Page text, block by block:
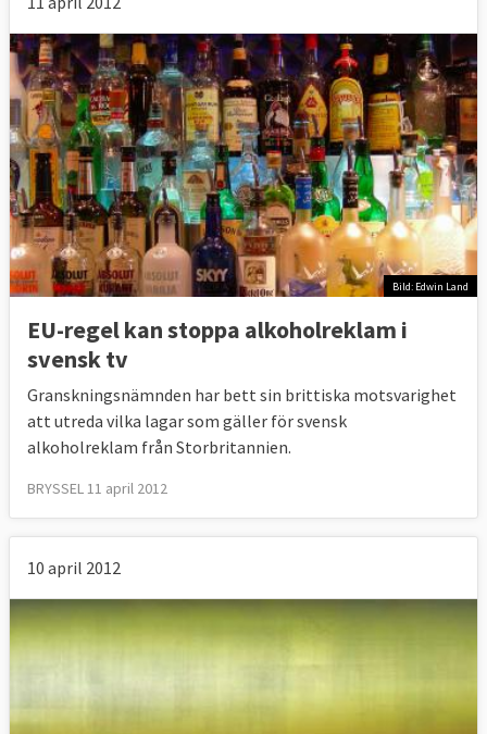
Bild: Edwin Land
EU-regel kan stoppa alkoholreklam i
svensk tv
Granskningsnämnden har bett sin brittiska motsvarighet
att utreda vilka lagar som gäller för svensk
alkoholreklam från Storbritannien.
BRYSSEL 11 april 2012
10 april 2012